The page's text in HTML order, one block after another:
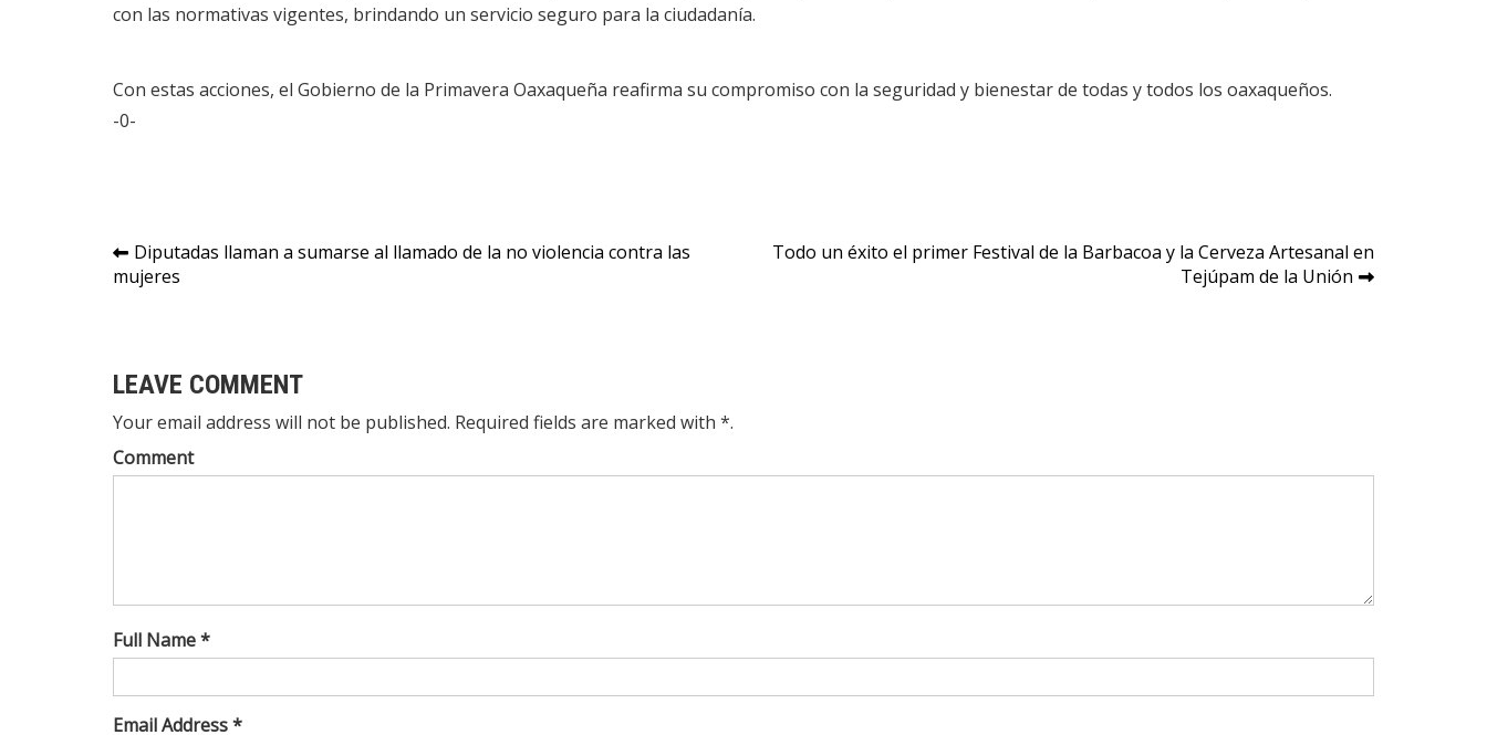
con las normativas vigentes, brindando un servicio seguro para la ciudadanía.
Con estas acciones, el Gobierno de la Primavera Oaxaqueña reafirma su compromiso con la seguridad y bienestar de todas y todos los oaxaqueños.
-0-
Navegación
de
Diputadas llaman a sumarse al llamado de la no violencia contra las
mujeres
Todo un éxito el primer Festival de la Barbacoa y la Cerveza Artesanal en
Tejúpam de la Unión
LEAVE COMMENT
Your email address will not be published. Required fields are marked with *.
Comment
Full Name *
Email Address *